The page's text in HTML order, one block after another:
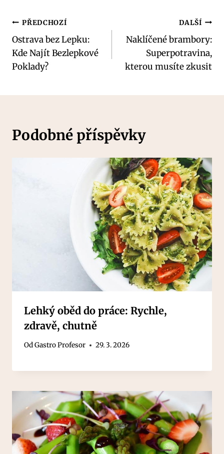
Navigace
pro
příspěvek
PŘEDCHOZÍ
Ostrava bez Lepku:
Kde Najít Bezlepkové
Poklady?
DALŠÍ
Naklíčené brambory:
Superpotravina,
kterou musíte zkusit
Podobné příspěvky
Lehký oběd do práce: Rychle,
zdravě, chutně
OdGastro Profesor 29. 3. 2026